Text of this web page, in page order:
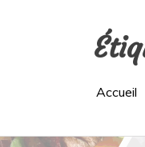
Accueil